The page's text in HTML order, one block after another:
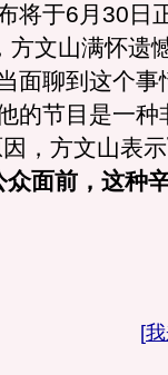
将于6月30日
方文山满怀遗
面聊到这个事
的节目是一种
，方文山表示
面前，这种
[